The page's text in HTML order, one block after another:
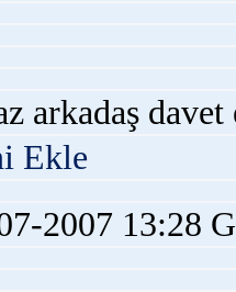
arkadaş davet
Ekle
2007 13:28